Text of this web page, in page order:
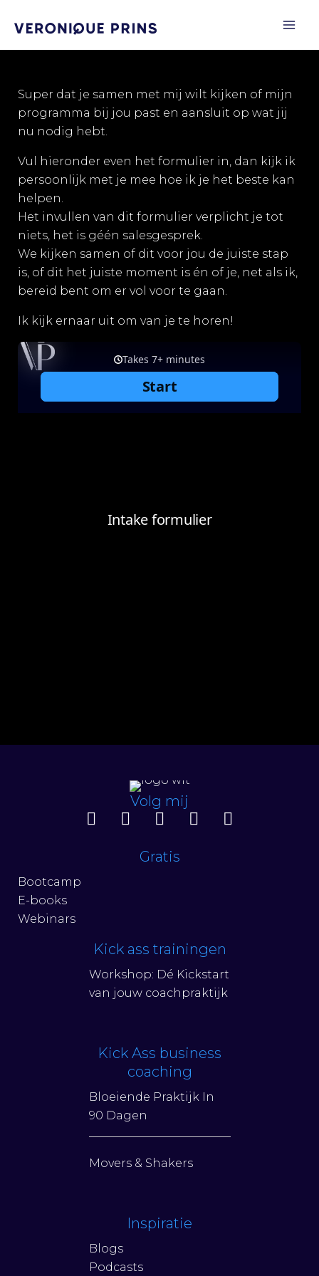
naar
Super dat je samen met mij wilt kijken of mijn
programma bij jou past en aansluit op wat jij
nu nodig hebt.
Vul hieronder even het formulier in, dan kijk ik
persoonlijk met je mee hoe ik je het beste kan
helpen.
Het invullen van dit formulier verplicht je tot
niets, het is géén salesgesprek.
We kijken samen of dit voor jou de juiste stap
is, of dit het juiste moment is én of je, net als ik,
bereid bent om er vol voor te gaan.
Ik kijk ernaar uit om van je te horen!
Volg mij
Gratis
Bootcamp
E-books
Webinars
Kick ass trainingen
Workshop: Dé Kickstart
van jouw coachpraktijk
Kick Ass business
coaching
Bloeiende Praktijk In
90 Dagen
Movers & Shakers
Inspiratie
Blogs
Podcasts